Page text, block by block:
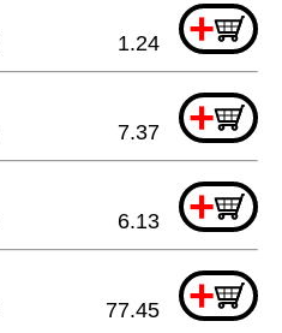
+
1.24
+
7.37
+
6.13
+
77.45